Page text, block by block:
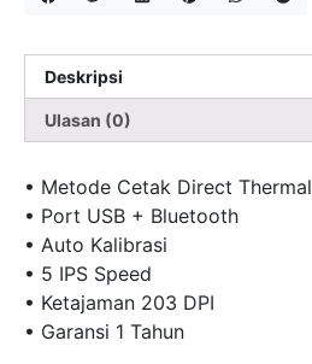
Deskripsi
Ulasan (0)
• Metode Cetak Direct Thermal
• Port USB + Bluetooth
• Auto Kalibrasi
• 5 IPS Speed
• Ketajaman 203 DPI
• Garansi 1 Tahun